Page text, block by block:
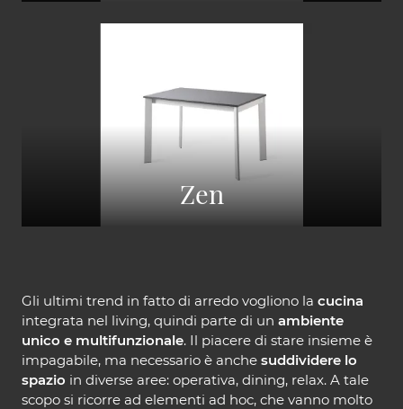
Zen
Gli ultimi trend in fatto di arredo vogliono la cucina
integrata nel living, quindi parte di un ambiente
unico e multifunzionale. Il piacere di stare insieme è
impagabile, ma necessario è anche suddividere lo
spazio in diverse aree: operativa, dining, relax. A tale
scopo si ricorre ad elementi ad hoc, che vanno molto